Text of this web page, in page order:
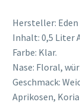
Hersteller:
Inhalt: 0,5 Liter
Farbe: Klar.
Nase: Floral,
Geschmack:
Aprikosen,